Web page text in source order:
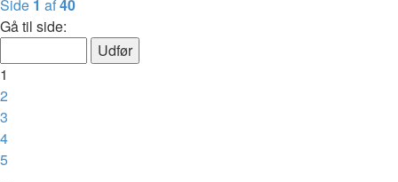
Side 1 af40
Gå til side:
1
2
3
4
5